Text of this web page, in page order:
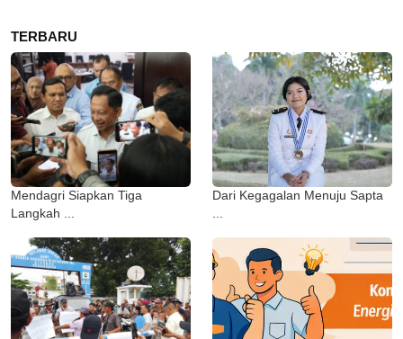
TERBARU
Mendagri Siapkan Tiga
Langkah ...
Dari Kegagalan Menuju Sapta